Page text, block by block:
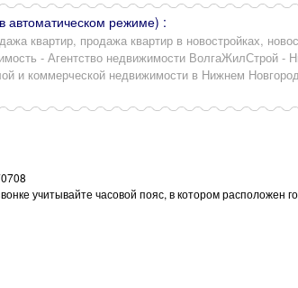
автоматическом режиме) :
квартир, продажа квартир в новостройках,
- Агентство недвижимости ВолгаЖилСтрой -
и коммерческой недвижимости в Нижнем
учитывайте часовой пояс, в котором расположен